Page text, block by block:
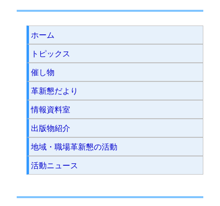
ホーム
トピックス
催し物
革新懇だより
情報資料室
出版物紹介
地域・職場革新懇の活動
活動ニュース